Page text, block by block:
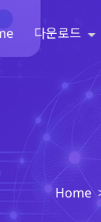
다운로드
Home